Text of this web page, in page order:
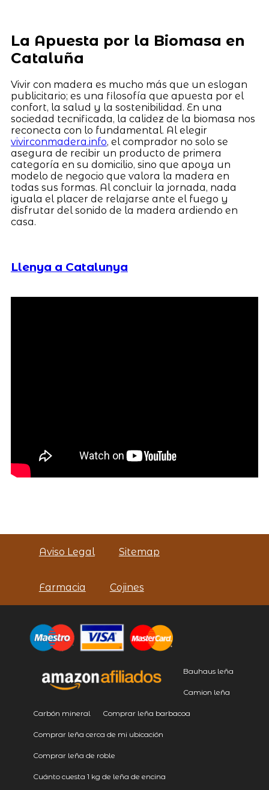
La Apuesta por la Biomasa en
Cataluña
Vivir con madera es mucho más que un eslogan
publicitario; es una filosofía que apuesta por el
confort, la salud y la sostenibilidad. En una
sociedad tecnificada, la calidez de la biomasa nos
reconecta con lo fundamental. Al elegir
vivirconmadera.info, el comprador no solo se
asegura de recibir un producto de primera
categoría en su domicilio, sino que apoya un
modelo de negocio que valora la madera en
todas sus formas. Al concluir la jornada, nada
iguala el placer de relajarse ante el fuego y
disfrutar del sonido de la madera ardiendo en
casa.
Llenya a Catalunya
Aviso Legal Sitemap
Farmacia Cojines
Bauhaus leña
Camion leña
Carbón mineral Comprar leña barbacoa
Comprar leña cerca de mi ubicación
Comprar leña de roble
Cuánto cuesta 1 kg de leña de encina